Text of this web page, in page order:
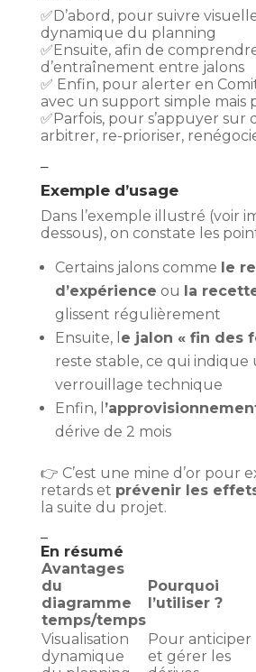
✅D’abord, pour suivre
dynamique du planning
✅Ensuite, afin de
d’entraînement entre jalons
✅ Enfin, pour alerter en
avec un support simple mais
✅Parfois, pour s’appuyer sur
arbitrer, re-prioriser,
–
Exemple d’usage
Dans l’exemple illustré (voir
dessous), on constate les
Certains jalons comme le
d’expérience ou la
glissent régulièrement
Ensuite, l e jalon « fin des
reste stable, ce qui indique
verrouillage technique
Enfin, l
dérive de 2 mois
👉 C’est une mine d’or pour
retards et prévenir les
la suite du projet.
–
En résumé
Avantages
du
diagramme
temps/temps
Pourquoi
l’utiliser ?
Visualisation
dynamique
Pour anticiper
et gérer les